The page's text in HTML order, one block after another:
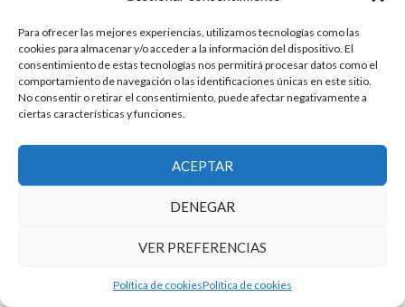
Para ofrecer las mejores experiencias, utilizamos tecnologías como las
cookies para almacenar y/o acceder a la información del dispositivo. El
consentimiento de estas tecnologías nos permitirá procesar datos como el
comportamiento de navegación o las identificaciones únicas en este sitio.
No consentir o retirar el consentimiento, puede afectar negativamente a
ciertas características y funciones.
ACEPTAR
DENEGAR
VER PREFERENCIAS
Política de cookiesPolítica de cookies
El grupo de investigación en Economía Pública cuenta con financiación
del Gobierno de Aragón
Copyright © 2025 ·Monta tu Blog
Tema para economía pública
·WordPress·Acceder